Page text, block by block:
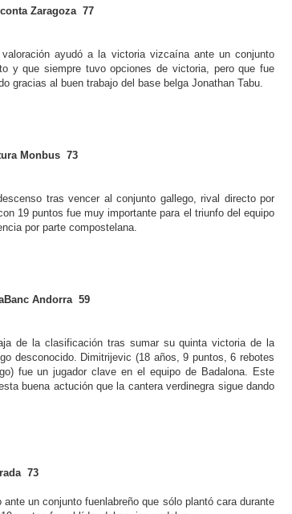
Zaragoza 77
ayudó a la victoria vizcaína ante un conjunto
y que siempre tuvo opciones de victoria, pero que fue
gracias al buen trabajo del base belga Jonathan Tabu.
Monbus 73
tras vencer al conjunto gallego, rival directo por
19 puntos fue muy importante para el triunfo del equipo
por parte compostelana.
Andorra 59
de la clasificación tras sumar su quinta victoria de la
desconocido. Dimitrijevic (18 años, 9 puntos, 6 rebotes
fue un jugador clave en el equipo de Badalona. Este
buena actución que la cantera verdinegra sigue dando
73
un conjunto fuenlabreño que sólo plantó cara durante